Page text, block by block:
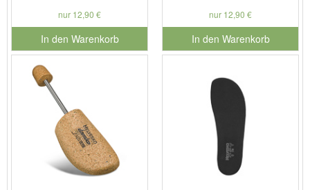
nur 12,90 €
In den Warenkorb
für Produktnummer 901126
nur 12,90 €
In den Warenkorb
für Produktnummer 901179